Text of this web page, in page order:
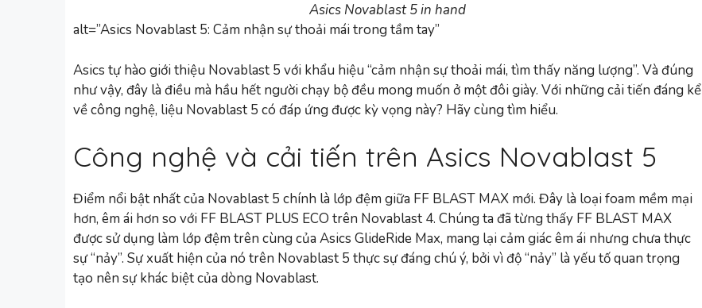
Asics Novablast 5 in hand
alt=”Asics Novablast 5: Cảm nhận sự thoải mái trong tầm tay”
Asics tự hào giới thiệu Novablast 5 với khẩu hiệu “cảm nhận sự thoải mái, tìm thấy năng lượng”. Và đúng
như vậy, đây là điều mà hầu hết người chạy bộ đều mong muốn ở một đôi giày. Với những cải tiến đáng kể
về công nghệ, liệu Novablast 5 có đáp ứng được kỳ vọng này? Hãy cùng tìm hiểu.
Công nghệ và cải tiến trên Asics Novablast 5
Điểm nổi bật nhất của Novablast 5 chính là lớp đệm giữa FF BLAST MAX mới. Đây là loại foam mềm mại
hơn, êm ái hơn so với FF BLAST PLUS ECO trên Novablast 4. Chúng ta đã từng thấy FF BLAST MAX
được sử dụng làm lớp đệm trên cùng của Asics GlideRide Max, mang lại cảm giác êm ái nhưng chưa thực
sự “nảy”. Sự xuất hiện của nó trên Novablast 5 thực sự đáng chú ý, bởi vì độ “nảy” là yếu tố quan trọng
tạo nên sự khác biệt của dòng Novablast.